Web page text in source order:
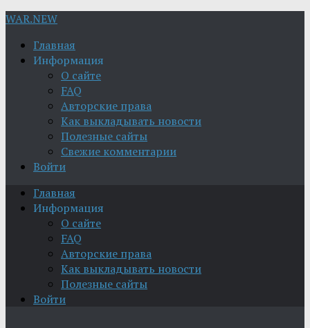
WAR.NEW
Главная
Информация
О сайте
FAQ
Авторские права
Как выкладывать новости
Полезные сайты
Свежие комментарии
Войти
Главная
Информация
О сайте
FAQ
Авторские права
Как выкладывать новости
Полезные сайты
Войти